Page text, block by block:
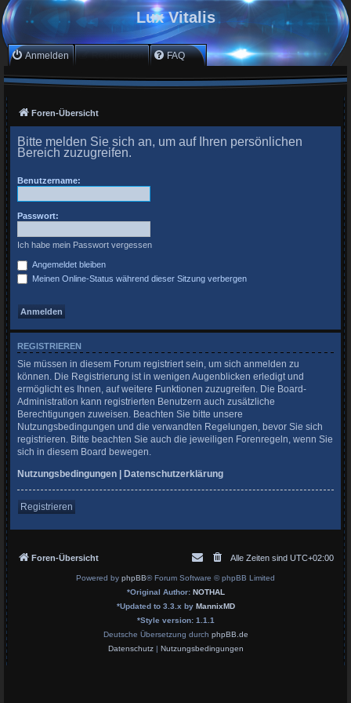
Lux Vitalis
Anmelden Registrieren FAQ
Foren-Übersicht
Bitte melden Sie sich an, um auf Ihren persönlichen
Bereich zuzugreifen.
Benutzername:
Passwort:
Ich habe mein Passwort vergessen
Angemeldet bleiben
Meinen Online-Status während dieser Sitzung verbergen
REGISTRIEREN
Sie müssen in diesem Forum registriert sein, um sich anmelden zu
können. Die Registrierung ist in wenigen Augenblicken erledigt und
ermöglicht es Ihnen, auf weitere Funktionen zuzugreifen. Die Board-
Administration kann registrierten Benutzern auch zusätzliche
Berechtigungen zuweisen. Beachten Sie bitte unsere
Nutzungsbedingungen und die verwandten Regelungen, bevor Sie sich
registrieren. Bitte beachten Sie auch die jeweiligen Forenregeln, wenn Sie
sich in diesem Board bewegen.
Nutzungsbedingungen | Datenschutzerklärung
Registrieren
Foren-Übersicht Alle Zeiten sind UTC+02:00
Powered by phpBB® Forum Software © phpBB Limited
*Original Author: NOTHAL
*Updated to 3.3.x by MannixMD
*Style version: 1.1.1
Deutsche Übersetzung durch phpBB.de
Datenschutz| Nutzungsbedingungen